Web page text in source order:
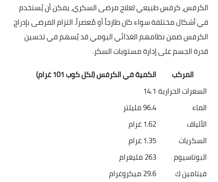
الكرفس، كرفس طبيعي لعلاج مرضى السكري، يمكن أن يُستخدم
في أشكال مختلفة سواء كان طازجاً أو مُعصراً. التزام المرضى بإدراج
الكرفس ضمن نظامهم الغذائي اليومي قد يُسهم في تحسين
قدرة الجسم على إدارة مستويات السكر.
المركب
الكمية في الكرفس (لكل كوب 101 غرام)
السعرات الحرارية 14.1
الماء
96.4 مليلتر
الألياف
1.62 غرام
السكريات
1.35 غرام
البوتاسيوم
263 مليغرام
فيتامين ك
29.6 ميكروغرام